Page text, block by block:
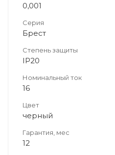
0,001
Серия
Брест
Степень защиты
IP20
Номинальный ток
16
Цвет
черный
Гарантия, мес
12